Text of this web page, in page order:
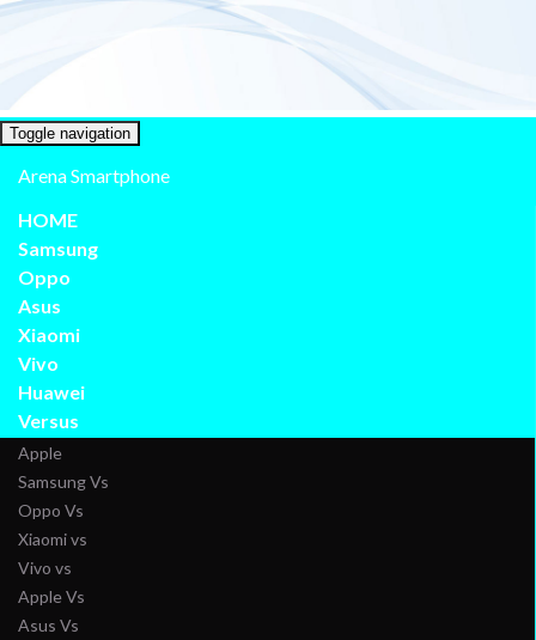
Toggle navigation
Arena Smartphone
HOME
Samsung
Oppo
Asus
Xiaomi
Vivo
Huawei
Versus
Apple
Samsung Vs
Oppo Vs
Xiaomi vs
Vivo vs
Apple Vs
Asus Vs